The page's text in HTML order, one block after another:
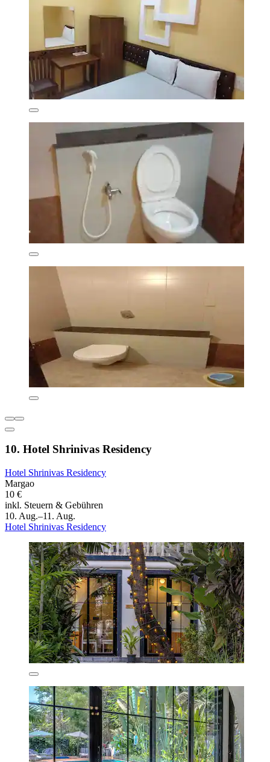
10. Hotel Shrinivas Residency
Hotel Shrinivas Residency
Margao
10 €
inkl. Steuern & Gebühren
10. Aug.–11. Aug.
Hotel Shrinivas Residency